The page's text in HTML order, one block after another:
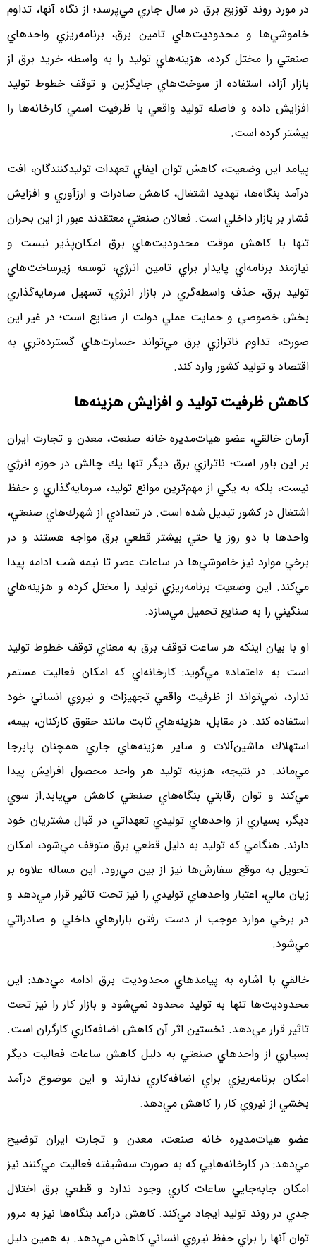
در مورد روند توزيع برق در سال جاري مي‌پرسد؛ از نگاه آنها، تداوم
خاموشي‌ها و محدوديت‌هاي تامين برق، برنامه‌ريزي واحدهاي
صنعتي را مختل كرده، هزينه‌هاي توليد را به‌ واسطه خريد برق از
بازار آزاد، استفاده از سوخت‌هاي جايگزين و توقف خطوط توليد
افزايش داده و فاصله توليد واقعي با ظرفيت اسمي كارخانه‌ها را
بيشتر كرده است.
پيامد اين وضعيت، كاهش توان ايفاي تعهدات توليدكنندگان، افت
درآمد بنگاه‌ها، تهديد اشتغال، كاهش صادرات و ارزآوري و افزايش
فشار بر بازار داخلي است. فعالان صنعتي معتقدند عبور از اين بحران
تنها با كاهش موقت محدوديت‌هاي برق امكان‌پذير نيست و
نيازمند برنامه‌اي پايدار براي تامين انرژي، توسعه زيرساخت‌هاي
توليد برق، حذف واسطه‌گري در بازار انرژي، تسهيل سرمايه‌گذاري
بخش خصوصي و حمايت عملي دولت از صنايع است؛ در غير اين
صورت، تداوم ناترازي برق مي‌تواند خسارت‌هاي گسترده‌تري به
اقتصاد و توليد كشور وارد كند.
كاهش ظرفيت توليد و افزايش هزينه‌ها
آرمان خالقي، عضو هيات‌مديره خانه صنعت، معدن و تجارت ايران
بر اين باور است؛ ناترازي برق ديگر تنها يك چالش در حوزه انرژي
نيست، بلكه به يكي از مهم‌ترين موانع توليد، سرمايه‌گذاري و حفظ
اشتغال در كشور تبديل شده است. در تعدادي از شهرك‌هاي صنعتي،
واحدها با دو روز يا حتي بيشتر قطعي برق مواجه هستند و در
برخي موارد نيز خاموشي‌ها در ساعات عصر تا نيمه‌ شب ادامه پيدا
مي‌كند. اين وضعيت برنامه‌ريزي توليد را مختل كرده و هزينه‌هاي
سنگيني را به صنايع تحميل مي‌سازد.
او با بيان اينكه هر ساعت توقف برق به معناي توقف خطوط توليد
است به «اعتماد» مي‌گويد: كارخانه‌اي كه امكان فعاليت مستمر
ندارد، نمي‌تواند از ظرفيت واقعي تجهيزات و نيروي انساني خود
استفاده كند. در مقابل، هزينه‌هاي ثابت مانند حقوق كاركنان، بيمه،
استهلاك ماشين‌آلات و ساير هزينه‌هاي جاري همچنان پابرجا
مي‌ماند. در نتيجه، هزينه توليد هر واحد محصول افزايش پيدا
مي‌كند و توان رقابتي بنگاه‌هاي صنعتي كاهش مي‌يابد.از سوي
ديگر، بسياري از واحدهاي توليدي تعهداتي در قبال مشتريان خود
دارند. هنگامي كه توليد به دليل قطعي برق متوقف مي‌شود، امكان
تحويل به ‌موقع سفارش‌ها نيز از بين مي‌رود. اين مساله علاوه بر
زيان مالي، اعتبار واحدهاي توليدي را نيز تحت تاثير قرار مي‌دهد و
در برخي موارد موجب از دست رفتن بازارهاي داخلي و صادراتي
مي‌شود.
خالقي با اشاره به پيامدهاي محدوديت برق ادامه مي‌دهد: اين
محدوديت‌ها تنها به توليد محدود نمي‌شود و بازار كار را نيز تحت
تاثير قرار مي‌دهد. نخستين اثر آن كاهش اضافه‌كاري كارگران است.
بسياري از واحدهاي صنعتي به دليل كاهش ساعات فعاليت ديگر
امكان برنامه‌ريزي براي اضافه‌كاري ندارند و اين موضوع درآمد
بخشي از نيروي كار را كاهش مي‌دهد.
عضو هيات‌مديره خانه صنعت، معدن و تجارت ايران توضيح
مي‌دهد: در كارخانه‌هايي كه به ‌صورت سه‌‌شيفته فعاليت مي‌كنند نيز
امكان جابه‌جايي ساعات كاري وجود ندارد و قطعي برق اختلال
جدي در روند توليد ايجاد مي‌كند. كاهش درآمد بنگاه‌ها نيز به مرور
توان آنها را براي حفظ نيروي انساني كاهش مي‌دهد. به همين دليل